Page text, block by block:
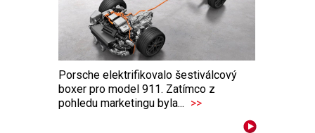
Porsche elektrifikovalo šestiválcový
boxer pro model 911. Zatímco z
pohledu marketingu byla... >>